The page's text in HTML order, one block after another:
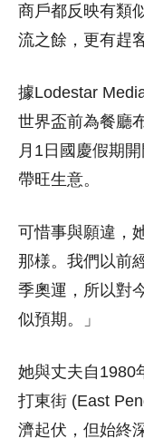
商戶都反映有類
流之餘，更有趕
據Lodestar
世界盃前為餐廳
月1日國慶假期
帶旺生意。
可惜事與願違，
那様。我們以前
季奧運，所以對
似預期。」
她與丈夫自1980
打東街 (East
濟起伏，但始終